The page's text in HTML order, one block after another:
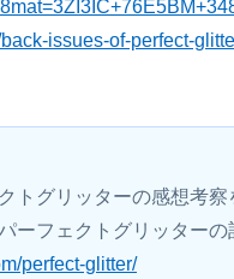
issues-of-perfect-
トグリッターの感想考
ーフェクトグリッターの
perfect-glitter/